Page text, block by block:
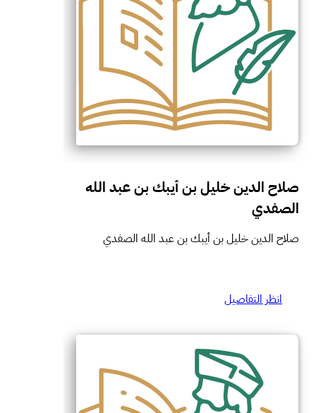
صلاح الدين خليل بن أيبك بن عبد الله
الصفدي
صلاح الدين خليل بن أيبك بن عبد الله الصفدي
انظر التفاصيل